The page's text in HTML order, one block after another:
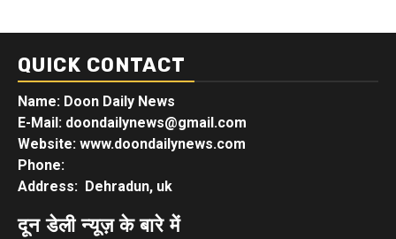
QUICK CONTACT
Name: Doon Daily News
E-Mail: doondailynews@gmail.com
Website: www.doondailynews.com
Phone:
Address: Dehradun, uk
दून डेली न्यूज़ के बारे में